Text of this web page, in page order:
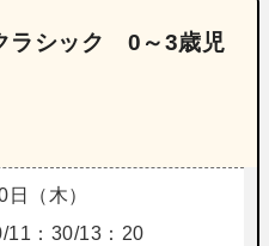
ラシック 0～3歳児
（木）
11：30/13：20